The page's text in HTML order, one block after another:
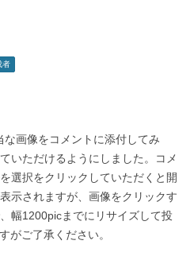
者
画像をコメントに添付してみ
いただけるようにしました。コメ
選択をクリックしていただくと開
示されますが、画像をクリックす
幅1200picまでにリサイズして投
がご了承ください。